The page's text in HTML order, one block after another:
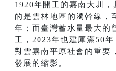
1920年開工的嘉南大圳，
的是雲林地區的濁幹線，
年；而臺灣蓄水量最大的
工，2023年也建庫滿50
對雲嘉南平原社會的重要
發展的縮影。